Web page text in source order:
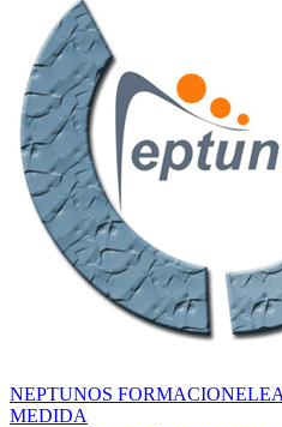
NEPTUNOS FORMACION
MEDIDA